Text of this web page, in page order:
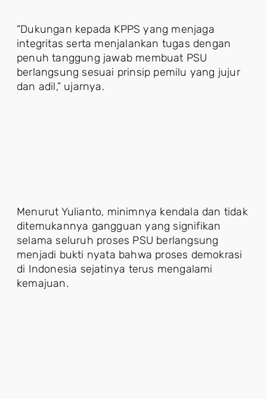
“Dukungan kepada KPPS yang menjaga
integritas serta menjalankan tugas dengan
penuh tanggung jawab membuat PSU
berlangsung sesuai prinsip pemilu yang jujur
dan adil,” ujarnya.
Menurut Yulianto, minimnya kendala dan tidak
ditemukannya gangguan yang signifikan
selama seluruh proses PSU berlangsung
menjadi bukti nyata bahwa proses demokrasi
di Indonesia sejatinya terus mengalami
kemajuan.